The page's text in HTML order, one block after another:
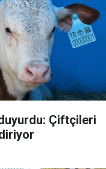
Çiftçileri